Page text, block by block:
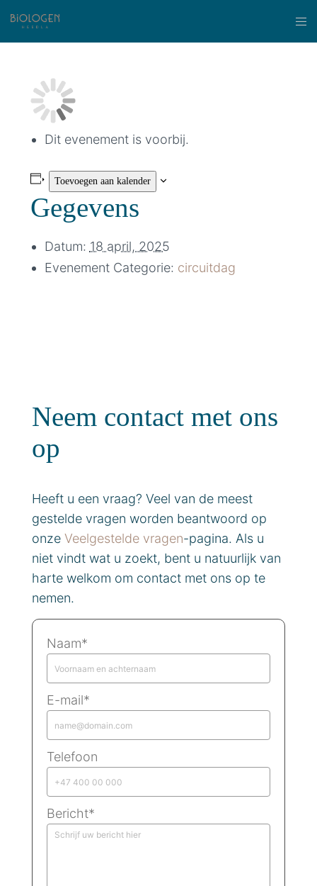
Dit evenement is voorbij.
Toevoegen aan kalender
Gegevens
Datum: 18 april, 2025
Evenement Categorie: circuitdag
Neem contact met ons
op
Heeft u een vraag? Veel van de meest
gestelde vragen worden beantwoord op
onze Veelgestelde vragen-pagina. Als u
niet vindt wat u zoekt, bent u natuurlijk van
harte welkom om contact met ons op te
nemen.
Naam*
E-mail*
Telefoon
Bericht*